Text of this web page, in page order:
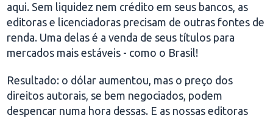
aqui. Sem liquidez nem crédito em seus bancos, as
editoras e licenciadoras precisam de outras fontes de
renda. Uma delas é a venda de seus títulos para
mercados mais estáveis - como o Brasil!
Resultado: o dólar aumentou, mas o preço dos
direitos autorais, se bem negociados, podem
despencar numa hora dessas. E as nossas editoras